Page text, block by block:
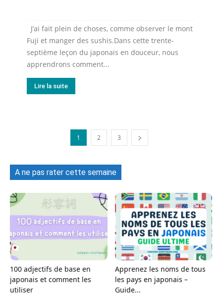
J’ai fait plein de choses, comme observer le mont
Fuji et manger des sushis.Dans cette trente-
septième leçon du japonais en douceur, nous
apprendrons comment...
Lire la suite
1 2 3
A ne pas rater cette semaine
100 adjectifs de base en
japonais et comment les
utiliser
Apprenez les noms de tous
les pays en japonais –
Guide...